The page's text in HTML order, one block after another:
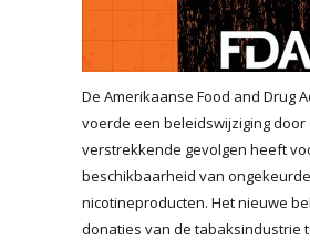
De Amerikaanse Food and Drug
voerde een beleidswijziging door
verstrekkende gevolgen heeft
beschikbaarheid van ongekeurde
nicotineproducten. Het nieuwe
donaties van de tabaksindustrie